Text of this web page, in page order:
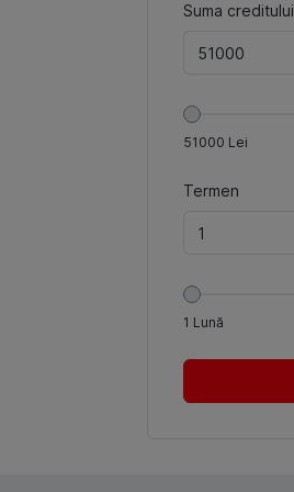
Suma creditului
51000 Lei
Termen
1 Lună